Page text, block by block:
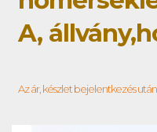
A,
Az ár, készlet bejelentkezés